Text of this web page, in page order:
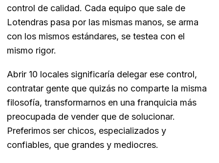
control de calidad. Cada equipo que sale de
Lotendras pasa por las mismas manos, se arma
con los mismos estándares, se testea con el
mismo rigor.
Abrir 10 locales significaría delegar ese control,
contratar gente que quizás no comparte la misma
filosofía, transformarnos en una franquicia más
preocupada de vender que de solucionar.
Preferimos ser chicos, especializados y
confiables, que grandes y mediocres.